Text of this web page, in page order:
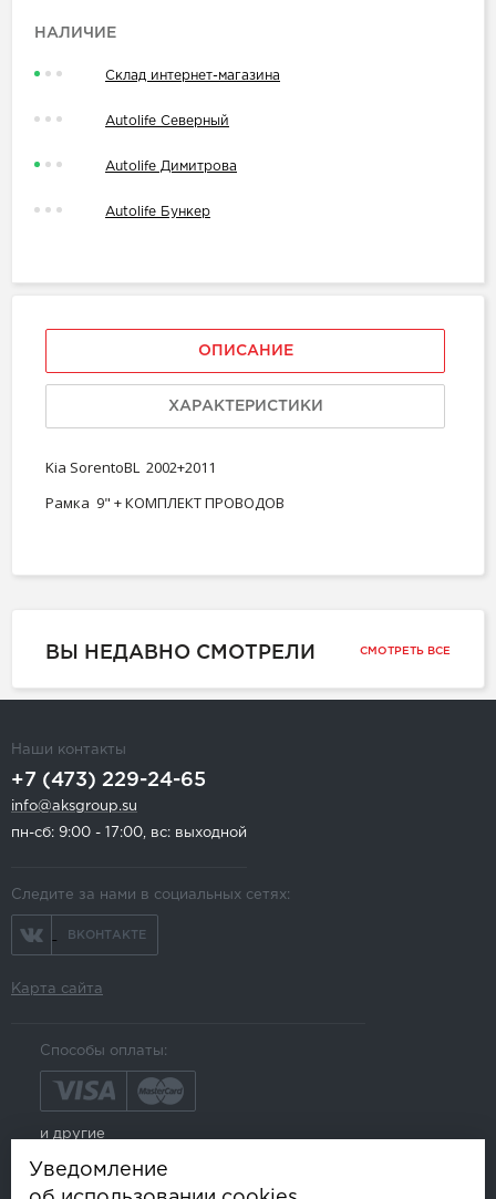
НАЛИЧИЕ
Склад интернет-магазина
Autolife Северный
Autolife Димитрова
Autolife Бункер
ОПИСАНИЕ
ХАРАКТЕРИСТИКИ
Kia SorentoBL 2002+2011
Рамка 9" + КОМПЛЕКТ ПРОВОДОВ
ВЫ НЕДАВНО СМОТРЕЛИ СМОТРЕТЬ ВСЕ
Наши контакты
+7 (473) 229-24-65
info@aksgroup.su
пн-сб: 9:00 - 17:00, вс: выходной
Следите за нами в социальных сетях:
ВКОНТАКТЕ
Карта сайта
Способы оплаты:
и другие
Уведомление